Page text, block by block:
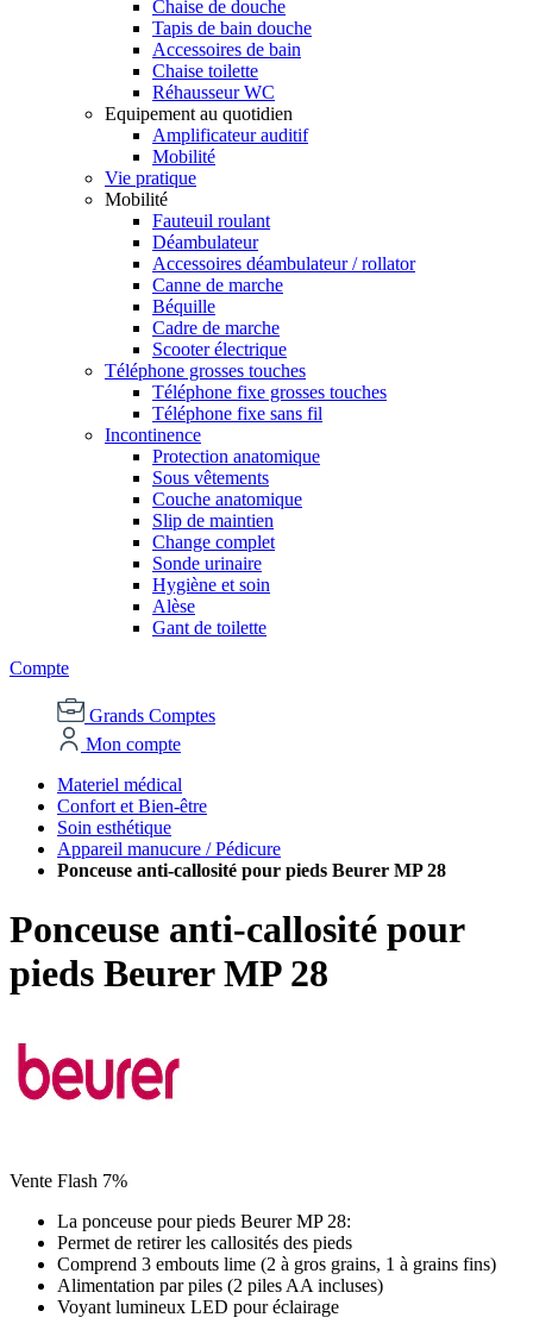
Chaise de douche
Tapis de bain douche
Accessoires de bain
Chaise toilette
Réhausseur WC
Equipement au quotidien
Amplificateur auditif
Mobilité
Vie pratique
Mobilité
Fauteuil roulant
Déambulateur
Accessoires déambulateur / rollator
Canne de marche
Béquille
Cadre de marche
Scooter électrique
Téléphone grosses touches
Téléphone fixe grosses touches
Téléphone fixe sans fil
Incontinence
Protection anatomique
Sous vêtements
Couche anatomique
Slip de maintien
Change complet
Sonde urinaire
Hygiène et soin
Alèse
Gant de toilette
Compte
Grands Comptes
Mon compte
Materiel médical
Confort et Bien-être
Soin esthétique
Appareil manucure / Pédicure
Ponceuse anti-callosité pour pieds Beurer MP 28
Ponceuse anti-callosité pour
pieds Beurer MP 28
Vente Flash 7%
La ponceuse pour pieds Beurer MP 28:
Permet de retirer les callosités des pieds
Comprend 3 embouts lime (2 à gros grains, 1 à grains fins)
Alimentation par piles (2 piles AA incluses)
Voyant lumineux LED pour éclairage